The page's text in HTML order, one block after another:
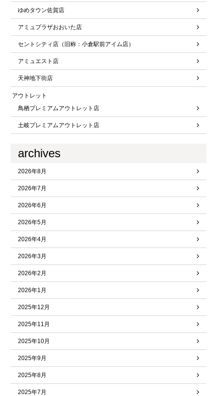
ゆめタウン佐賀店
アミュプラザおおいた店
セントシティ店（旧称：小倉駅前アイム店）
アミュエスト店
天神地下街店
アウトレット
鳥栖プレミアムアウトレット店
土岐プレミアムアウトレット店
archives
2026年8月
2026年7月
2026年6月
2026年5月
2026年4月
2026年3月
2026年2月
2026年1月
2025年12月
2025年11月
2025年10月
2025年9月
2025年8月
2025年7月